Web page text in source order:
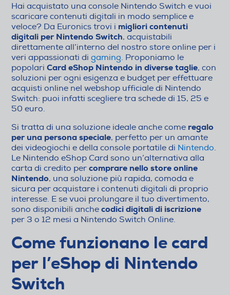
Hai acquistato una console Nintendo Switch e vuoi
scaricare contenuti digitali in modo semplice e
veloce? Da Euronics trovi i migliori contenuti
digitali per Nintendo Switch, acquistabili
direttamente all’interno del nostro store online per i
veri appassionati di gaming. Proponiamo le
popolari Card eShop Nintendo in diverse taglie, con
soluzioni per ogni esigenza e budget per effettuare
acquisti online nel webshop ufficiale di Nintendo
Switch: puoi infatti scegliere tra schede di 15, 25 e
50 euro.
Si tratta di una soluzione ideale anche come regalo
per una persona speciale, perfetto per un amante
dei videogiochi e della console portatile di Nintendo.
Le Nintendo eShop Card sono un’alternativa alla
carta di credito per comprare nello store online
Nintendo, una soluzione più rapida, comoda e
sicura per acquistare i contenuti digitali di proprio
interesse. E se vuoi prolungare il tuo divertimento,
sono disponibili anche codici digitali di iscrizione
per 3 o 12 mesi a Nintendo Switch Online.
Come funzionano le card
per l’eShop di Nintendo
Switch